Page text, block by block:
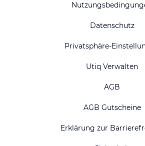
Datenschutz
Privatsphäre-
Utiq Verwalten
AGB
AGB Gutscheine
Erklärung zur